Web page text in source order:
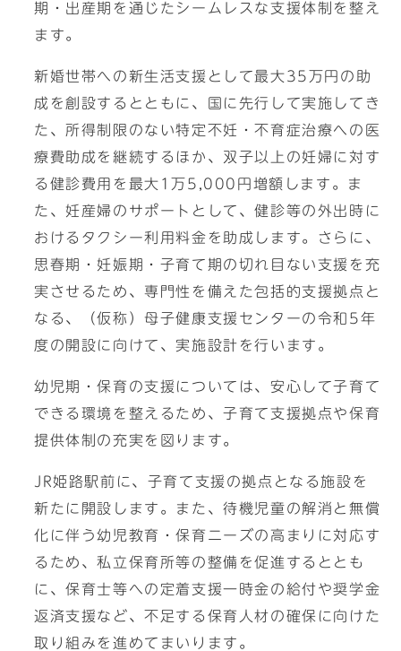
期・出産期を通じたシームレスな支援体制を整え
ます。
新婚世帯への新生活支援として最大35万円の助
成を創設するとともに、国に先行して実施してき
た、所得制限のない特定不妊・不育症治療への医
療費助成を継続するほか、双子以上の妊婦に対す
る健診費用を最大1万5,000円増額します。ま
た、妊産婦のサポートとして、健診等の外出時に
おけるタクシー利用料金を助成します。さらに、
思春期・妊娠期・子育て期の切れ目ない支援を充
実させるため、専門性を備えた包括的支援拠点と
なる、（仮称）母子健康支援センターの令和5年
度の開設に向けて、実施設計を行います。
幼児期・保育の支援については、安心して子育て
できる環境を整えるため、子育て支援拠点や保育
提供体制の充実を図ります。
JR姫路駅前に、子育て支援の拠点となる施設を
新たに開設します。また、待機児童の解消と無償
化に伴う幼児教育・保育ニーズの高まりに対応す
るため、私立保育所等の整備を促進するととも
に、保育士等への定着支援一時金の給付や奨学金
返済支援など、不足する保育人材の確保に向けた
取り組みを進めてまいります。